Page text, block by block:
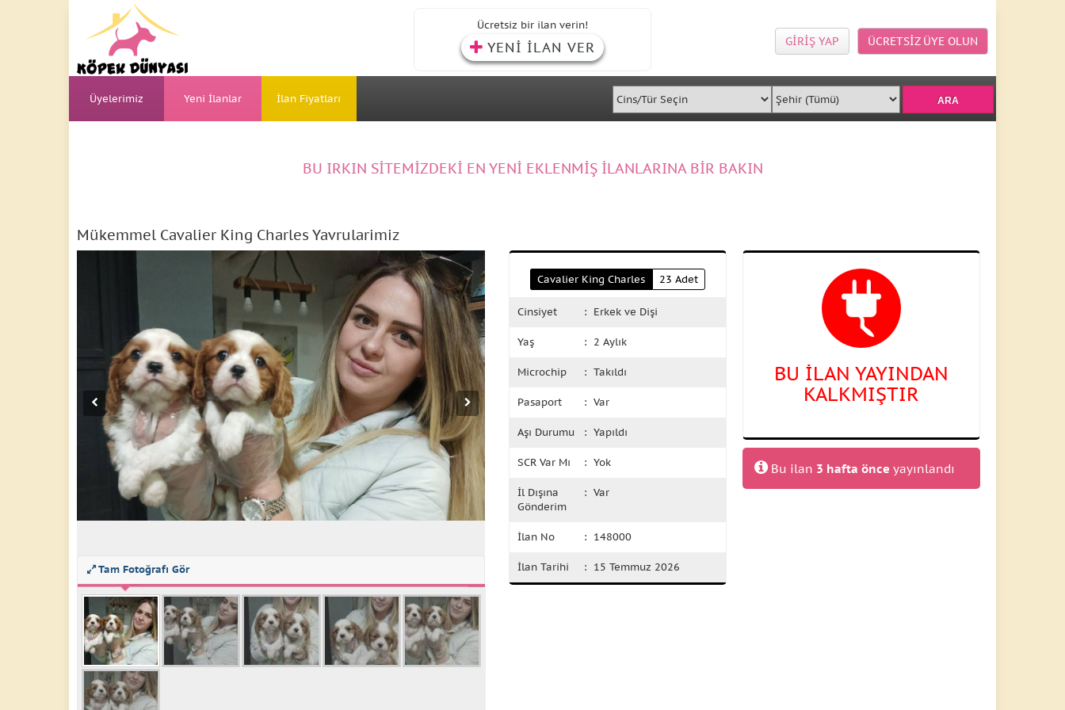
Ücretsiz bir ilan verin!
YENİ İLAN VER ÜCRETSİZ ÜYE OLUN
GİRİŞ YAP
Üyelerimiz Yeni İlanlar İlan Fiyatları
BU IRKIN SİTEMİZDEKİ EN YENİ EKLENMİŞ İLANLARINA BİR BAKIN
Mükemmel Cavalier King Charles Yavrularimiz
Tam Fotoğrafı Gör
Cavalier King Charles 23 Adet
Cinsiyet : Erkek ve Dişi
Yaş : 2 Aylık
Microchip : Takıldı
Pasaport : Var
Aşı Durumu : Yapıldı
SCR Var Mı : Yok
İl Dışına
Gönderim
: Var
İlan No : 148000
İlan Tarihi : 15 Temmuz 2026
BU İLAN YAYINDAN
KALKMIŞTIR
Bu ilan 3 hafta önce yayınlandı